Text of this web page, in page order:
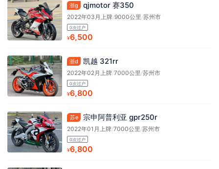
浙g qjmotor 赛350
2022年03月上牌/9000公里/苏州市
0次过户
¥6,500
浙d 凯越 321rr
2022年02月上牌/7000公里/苏州市
0次过户
¥6,800
苏e 宗申阿普利亚 gpr250r
2022年01月上牌/7000公里/苏州市
0次过户
¥6,800